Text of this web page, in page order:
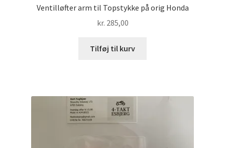
Ventilløfter arm til Topstykke på orig Honda
kr. 285,00
Tilføj til kurv